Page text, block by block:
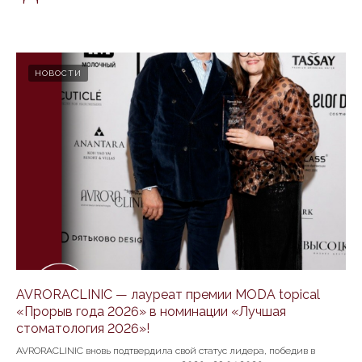
НОВОСТИ
AVRORACLINIC — лауреат премии MODA topical
«Прорыв года 2026» в номинации «Лучшая
стоматология 2026»!
AVRORACLINIC вновь подтвердила свой статус лидера, победив в
© ООО "Созвездие Аврора ", 2007 -2023г.
Все права защищены. Любое использование либо
копирование материалов или подборки
материалов сайта, элементов дизайна и
оформления допускается лишь с разрешения
правообладателя и только со ссылкой на
источник: www.avroraclinic.ru
Политика конфиденциальности
Сайт разработан